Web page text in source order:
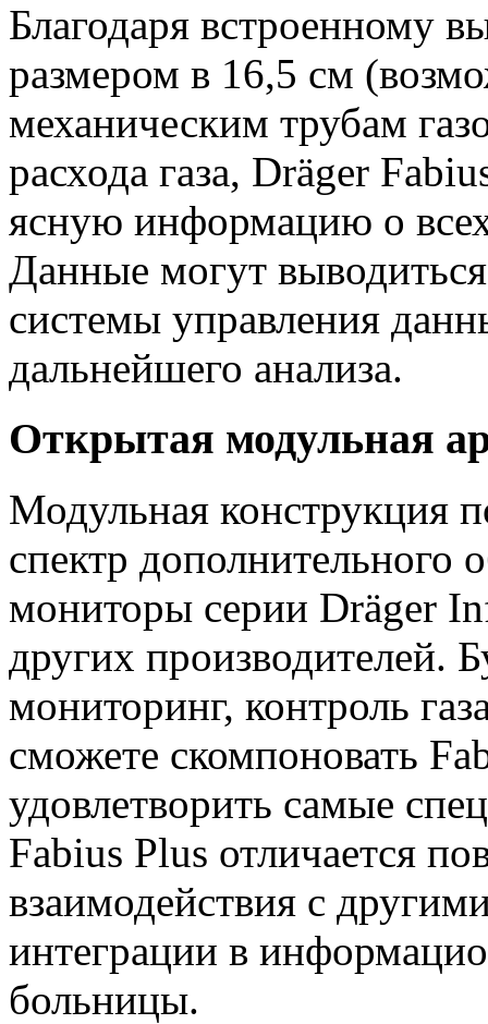
Благодаря встроенному
размером в 16,5 см
механическим трубам
расхода газа, Dräger
ясную информацию о
Данные могут
системы управления
дальнейшего анализа.
Открытая модульная
Модульная конструкция
спектр дополнительного
мониторы серии Dräger
других производителей.
мониторинг, контроль
сможете скомпоновать
удовлетворить самые
Fabius Plus отличается
взаимодействия с
интеграции в
больницы.